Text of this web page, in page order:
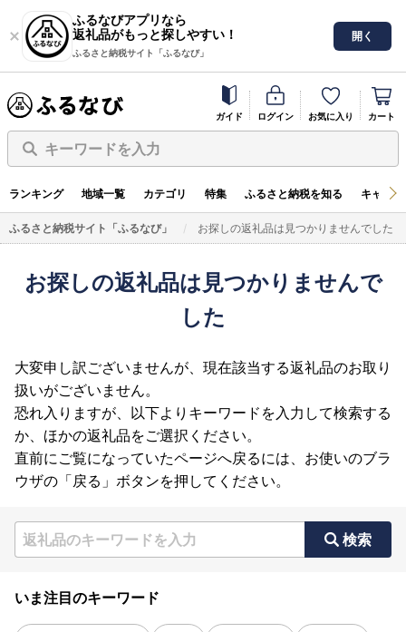
ふるなびアプリなら
返礼品がもっと探しやすい！
ふるさと納税サイト「ふるなび」
開く
ガイド ログイン お気に入り カート
キーワードを入力
ランキング 地域一覧 カテゴリ 特集 ふるさと納税を知る キャン
ふるさと納税サイト「ふるなび」 お探しの返礼品は見つかりませんでした
お探しの返礼品は見つかりませんで
した
大変申し訳ございませんが、現在該当する返礼品のお取り
扱いがございません。
恐れ入りますが、以下よりキーワードを入力して検索する
か、ほかの返礼品をご選択ください。
直前にご覧になっていたページへ戻るには、お使いのブラ
ウザの「戻る」ボタンを押してください。
検索
いま注目のキーワード